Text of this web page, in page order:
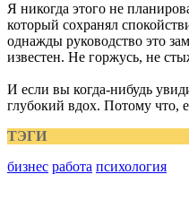
Я никогда этого не
который сохранял
однажды руководство это
известен. Не горжусь, не
И если вы когда-нибудь
глубокий вдох. Потому что,
ТЭГИ
бизнес работа психология